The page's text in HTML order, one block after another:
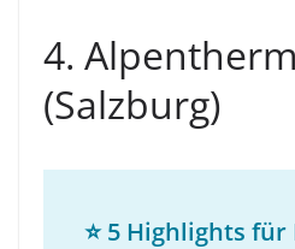
4.
(Salzburg)
⭐5 Highlights für